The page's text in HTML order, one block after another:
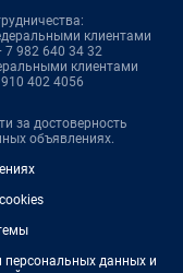
клиентами
7 982 640 34 32
клиентами
402 4056
за достоверность
объявлениях.
персональных данных и